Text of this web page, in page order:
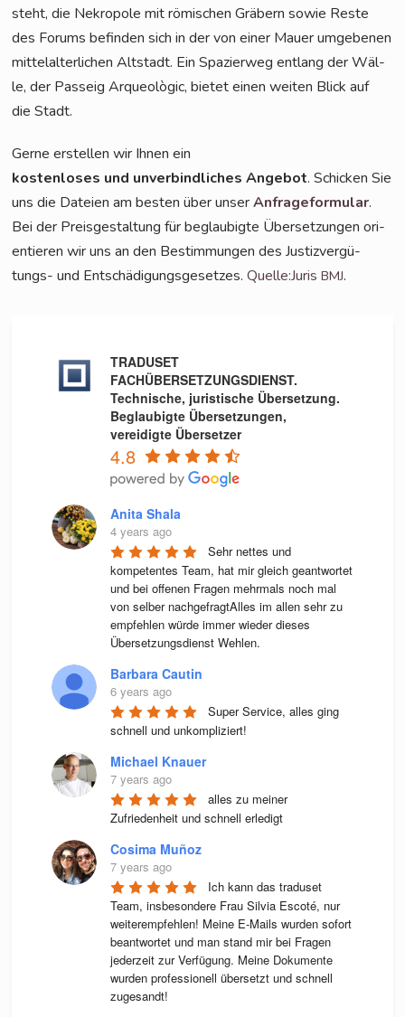
steht, die Nekro­po­le mit römi­schen Grä­bern sowie Res­te
des Forums befin­den sich in der von einer Mau­er umge­be­nen
mit­tel­al­ter­li­chen Alt­stadt. Ein Spa­zier­weg ent­lang der Wäl­
le, der Pass­eig Arque­olò­gic, bie­tet einen wei­ten Blick auf
die Stadt.
Ger­ne erstel­len wir Ihnen ein
kos­ten­lo­ses und unver­bind­li­ches Ange­bot. Schi­cken Sie
uns die Datei­en am bes­ten über unserAnfra­ge­for­mu­lar.
Bei der Preis­ge­stal­tung für beglau­big­te Über­set­zun­gen ori­
en­tie­ren wir uns an den Bestim­mun­gen des Jus­tiz­ver­gü­
tungs- und Ent­schä­di­gungs­ge­set­zes.Quelle:JurisBMJ.
TRADUSET
FACHÜBERSETZUNGSDIENST.
Technische, juristische Übersetzung.
Beglaubigte Übersetzungen,
vereidigte Übersetzer
4.8
Anita Shala
4 years ago
Sehr nettes und
kompetentes Team, hat mir gleich geantwortet
und bei offenen Fragen mehrmals noch mal
von selber nachgefragtAlles im allen sehr zu
empfehlen würde immer wieder dieses
Übersetzungsdienst Wehlen.
Barbara Cautin
6 years ago
Super Service, alles ging
schnell und unkompliziert!
Michael Knauer
7 years ago
alles zu meiner
Zufriedenheit und schnell erledigt
Cosima Muñoz
7 years ago
Ich kann das traduset
Team, insbesondere Frau Silvia Escoté, nur
weiterempfehlen! Meine E-Mails wurden sofort
beantwortet und man stand mir bei Fragen
jederzeit zur Verfügung. Meine Dokumente
wurden professionell übersetzt und schnell
zugesandt!